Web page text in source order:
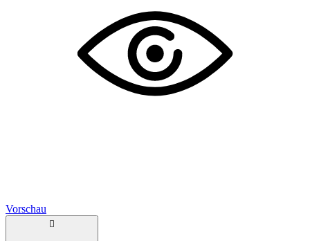
Vorschau
